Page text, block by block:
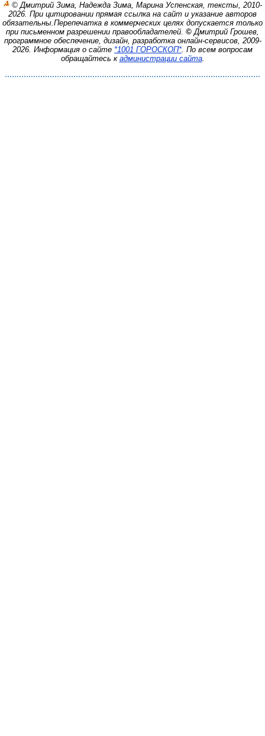
© Дмитрий Зима, Надежда Зима, Марина Успенская, тексты, 2010-
2026. При цитировании прямая ссылка на сайт и указание авторов
обязательны.Перепечатка в коммерческих целях допускается только
при письменном разрешении правообладателей. © Дмитрий Грошев,
программное обеспечение, дизайн, разработка онлайн-сервисов, 2009-
2026. Информация о сайте *1001 ГОРОСКОП*. По всем вопросам
обращайтесь к администрации сайта.